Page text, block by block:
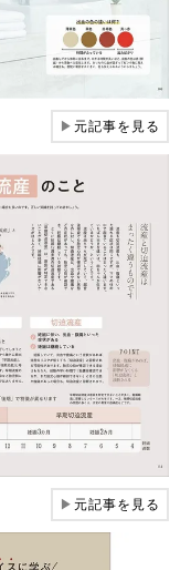
▶元記事を見る
▶元記事を見る